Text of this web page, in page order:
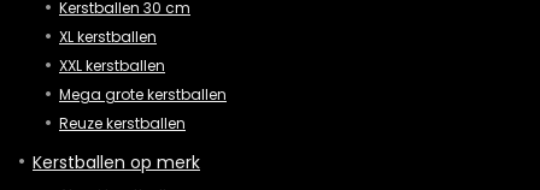
Kerstballen 30 cm
XL kerstballen
XXL kerstballen
Mega grote kerstballen
Reuze kerstballen
Kerstballen op merk